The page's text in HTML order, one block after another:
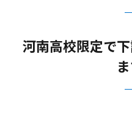
河南高校限定で